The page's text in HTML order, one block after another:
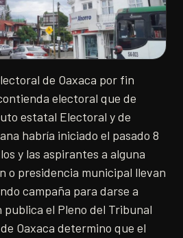
de Oaxaca por fin
electoral que de
estatal Electoral y de
habría iniciado el pasado 8
y las aspirantes a alguna
o presidencia municipal llevan
campaña para darse a
publica el Pleno del Tribunal
Oaxaca determino que el